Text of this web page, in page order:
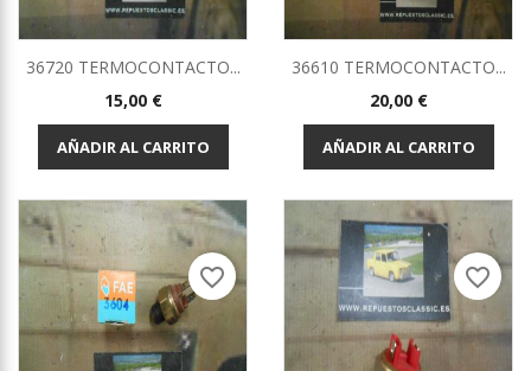
36720 TERMOCONTACTO...
Precio
15,00 €
AÑADIR AL CARRITO
36610 TERMOCONTACTO...
Precio
20,00 €
AÑADIR AL CARRITO
favorite_border favorite_border